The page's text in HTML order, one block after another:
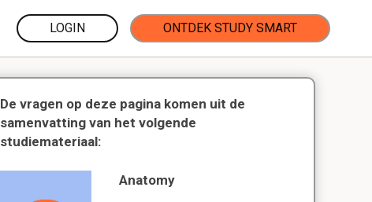
LOGIN ONTDEK STUDY SMART
De vragen op deze pagina komen uit de
samenvatting van het volgende
studiemateriaal:
Anatomy